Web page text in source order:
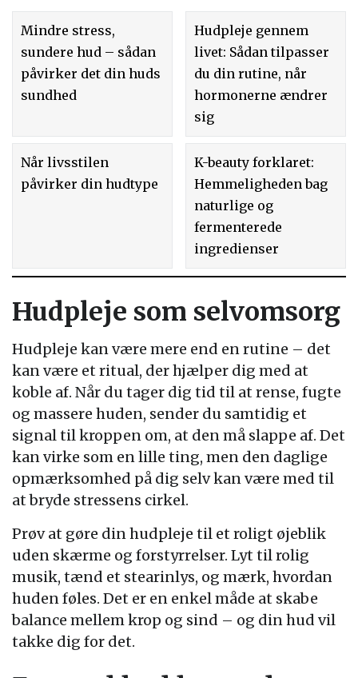
Mindre stress,
sundere hud – sådan
påvirker det din huds
sundhed
Hudpleje gennem
livet: Sådan tilpasser
du din rutine, når
hormonerne ændrer
sig
Når livsstilen
påvirker din hudtype
K-beauty forklaret:
Hemmeligheden bag
naturlige og
fermenterede
ingredienser
Hudpleje som selvomsorg
Hudpleje kan være mere end en rutine – det
kan være et ritual, der hjælper dig med at
koble af. Når du tager dig tid til at rense, fugte
og massere huden, sender du samtidig et
signal til kroppen om, at den må slappe af. Det
kan virke som en lille ting, men den daglige
opmærksomhed på dig selv kan være med til
at bryde stressens cirkel.
Prøv at gøre din hudpleje til et roligt øjeblik
uden skærme og forstyrrelser. Lyt til rolig
musik, tænd et stearinlys, og mærk, hvordan
huden føles. Det er en enkel måde at skabe
balance mellem krop og sind – og din hud vil
takke dig for det.